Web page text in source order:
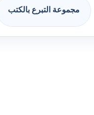
مجموعة التبرع بالكتب